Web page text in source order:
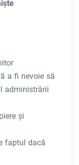
a fi nevoie să
administrării
și
faptul dacă